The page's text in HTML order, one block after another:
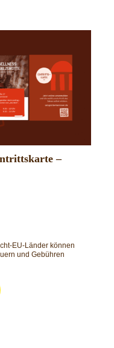
–
EU-Länder können
und Gebühren